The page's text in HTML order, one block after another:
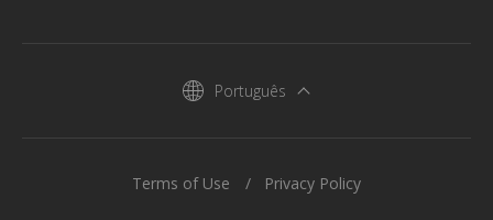
Português
Terms of Use Privacy Policy